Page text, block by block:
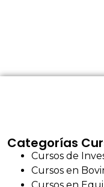
Categorías
Cursos de
Cursos en